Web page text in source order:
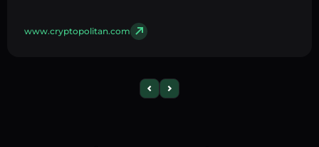
www.cryptopolitan.com